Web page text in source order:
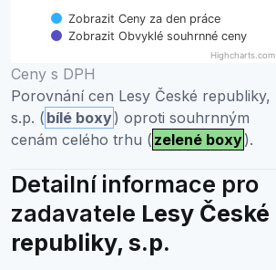
Zobrazit Ceny za den práce
Zobrazit Obvyklé souhrnné ceny
Highcharts.com
End of interactive chart.
Ceny s DPH
Porovnání cen Lesy České republiky,
s.p. ( bílé boxy) oproti souhrnným
cenám celého trhu ( zelené boxy).
Detailní informace pro
zadavatele Lesy České
republiky, s.p.